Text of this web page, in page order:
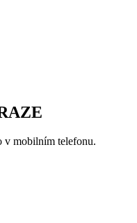
v mobilním telefonu.